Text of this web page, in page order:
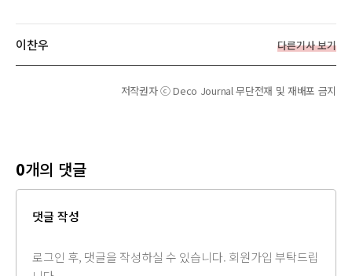
이찬우 다른기사 보기
저작권자 ⓒ Deco Journal 무단전재 및 재배포 금지
0개의 댓글
댓글 작성